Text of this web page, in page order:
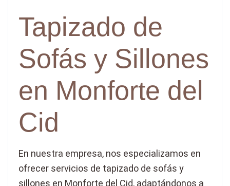
Tapizado de
Sofás y Sillones
en Monforte del
Cid
En nuestra empresa, nos especializamos en
ofrecer servicios de tapizado de sofás y
sillones en Monforte del Cid, adaptándonos a